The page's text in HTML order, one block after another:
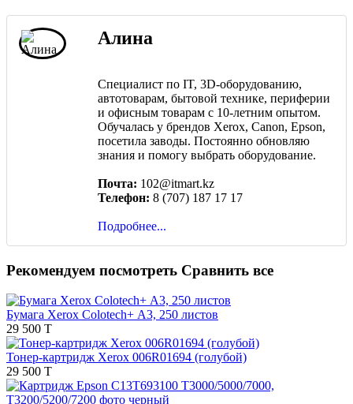
Алина
Специалист по IT, 3D-оборудованию,
автотоварам, бытовой технике, периферии
и офисным товарам с 10-летним опытом.
Обучалась у брендов Xerox, Canon, Epson,
посетила заводы. Постоянно обновляю
знания и помогу выбрать оборудование.
Почта: 102@itmart.kz
Телефон: 8 (707) 187 17 17
Подробнее...
Рекомендуем посмотреть Сравнить все
Бумага Xerox Colotech+ А3, 250 листов
29 500 T
Тонер-картридж Xerox 006R01694 (голубой)
29 500 T